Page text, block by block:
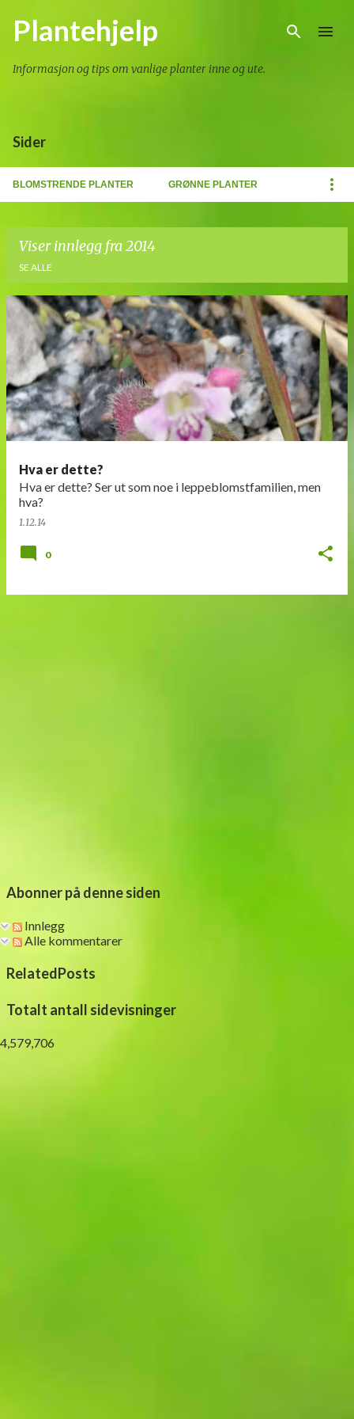
Gå til hovedinnhold
Plantehjelp
Informasjon og tips om vanlige planter inne og ute.
Sider
BLOMSTRENDE PLANTER GRØNNE PLANTER
Viser innlegg fra 2014
SE ALLE
n
e
g
Hva er dette?
Hva er dette? Ser ut som noe i leppeblomstfamilien, men
hva?
1.12.14
0
Abonner på denne siden
Innlegg
Alle kommentarer
RelatedPosts
Totalt antall sidevisninger
4,579,706